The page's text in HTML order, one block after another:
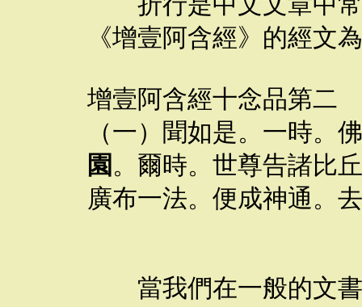
《增壹阿含經》的經文
增壹阿含經十念品第二
（一）聞如是。一時。
園 。爾時。世尊告諸比
廣布一法。便成神通。
當我們在一般的文書